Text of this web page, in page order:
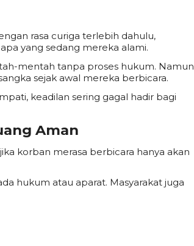
rasa curiga terlebih dahulu,
yang sedang mereka alami.
mentah tanpa proses hukum. Namun
sejak awal mereka berbicara.
keadilan sering gagal hadir bagi
Aman
korban merasa berbicara hanya akan
hukum atau aparat. Masyarakat juga